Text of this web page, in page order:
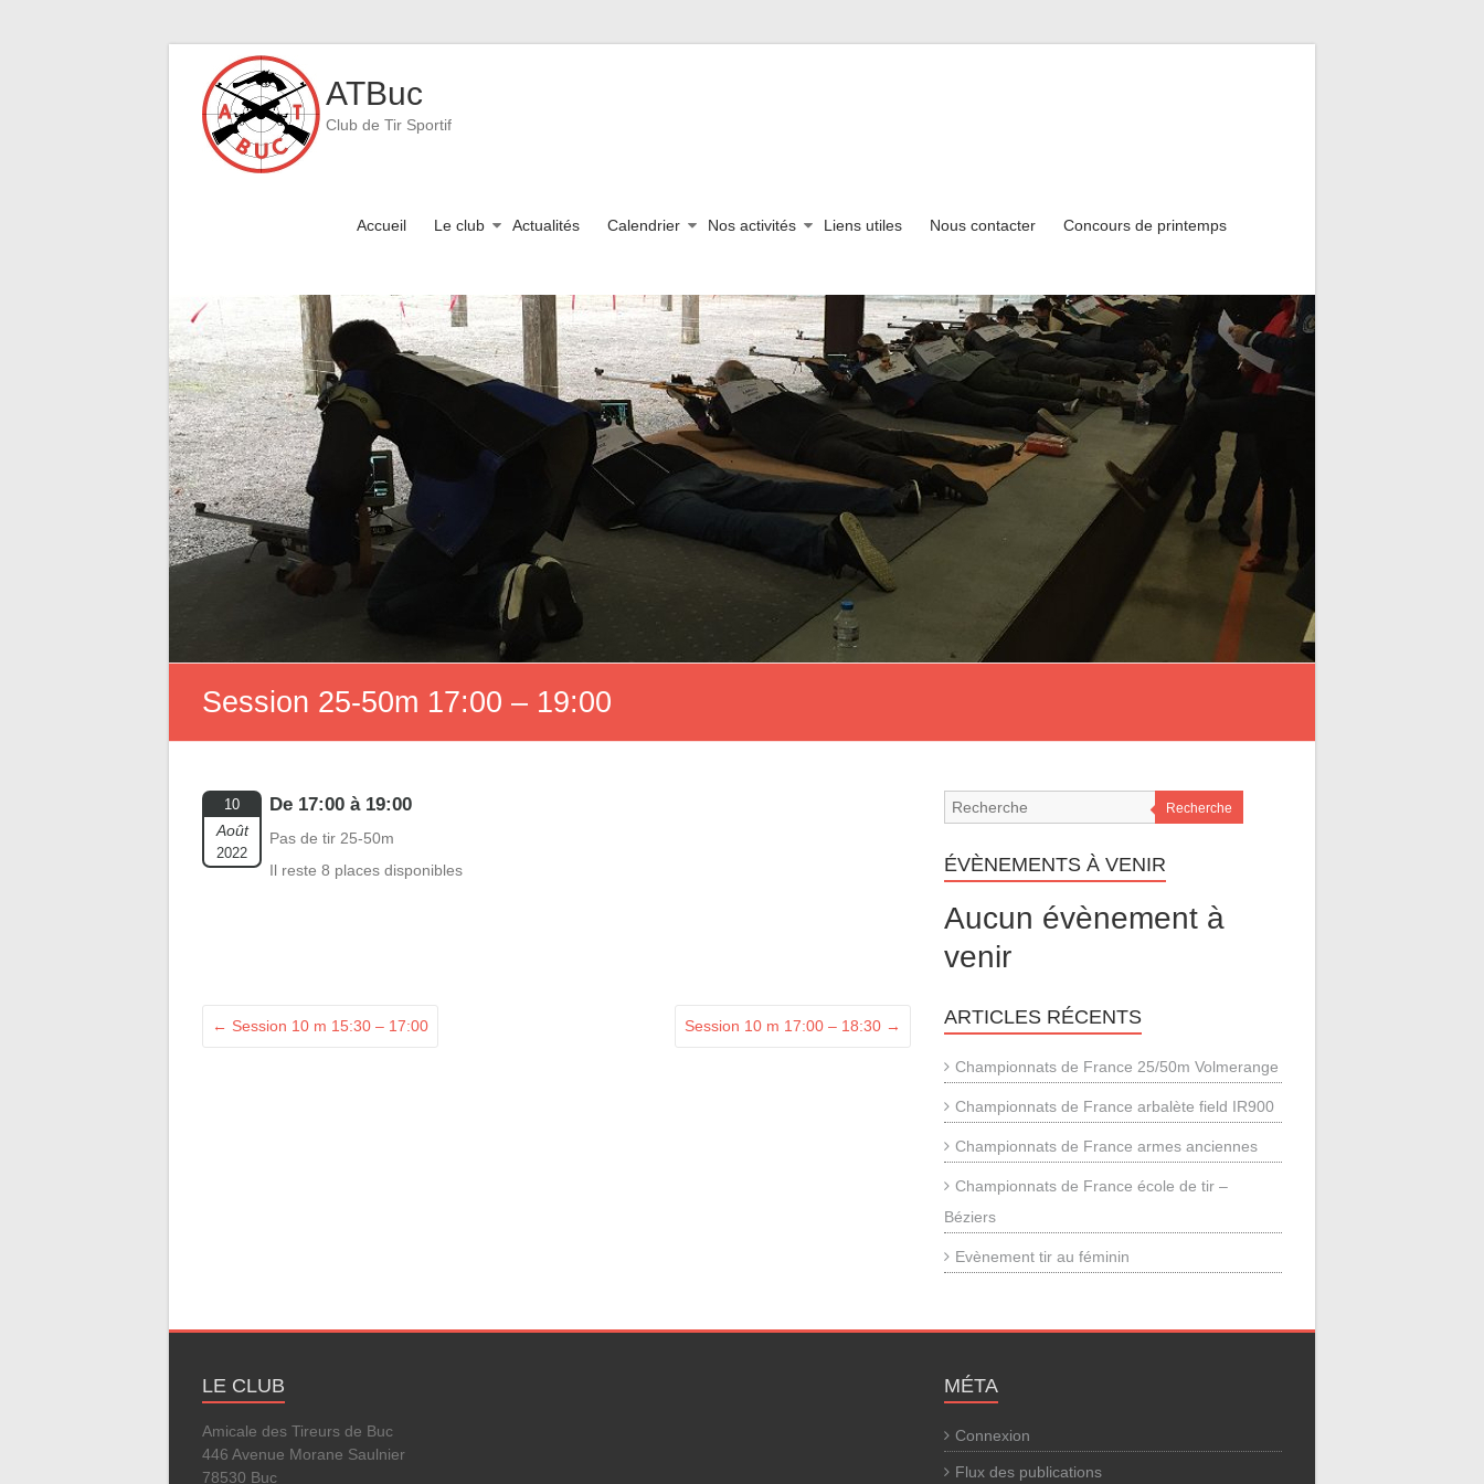
content
ATBuc
Club de Tir Sportif
Accueil Le club Actualités Calendrier Nos activités Liens utiles Nous contacter Concours de printemps
Session 25-50m 17:00 – 19:00
10
Août
2022
De 17:00 à 19:00
Pas de tir 25-50m
Il reste 8 places disponibles
← Session 10 m 15:30 – 17:00 Session 10 m 17:00 – 18:30 →
Recherche
ÉVÈNEMENTS À VENIR
Aucun évènement à
venir
ARTICLES RÉCENTS
Championnats de France 25/50m Volmerange
Championnats de France arbalète field IR900
Championnats de France armes anciennes
Championnats de France école de tir –
Béziers
Evènement tir au féminin
LE CLUB
Amicale des Tireurs de Buc
446 Avenue Morane Saulnier
78530 Buc
MÉTA
Connexion
Flux des publications